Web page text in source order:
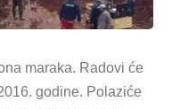
maraka. Radovi će
godine. Polaziće